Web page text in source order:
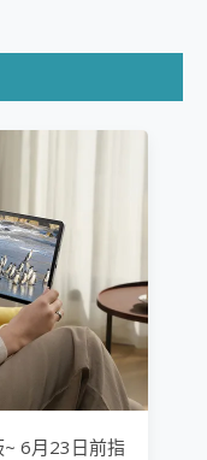
~ 6月23日前指